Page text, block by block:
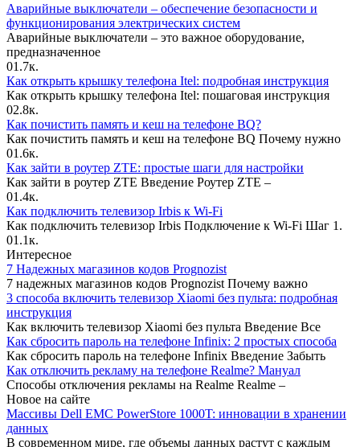
Аварийные выключатели – обеспечение безопасности и
функционирования электрических систем
Аварийные выключатели – это важное оборудование,
предназначенное
01.7к.
Как открыть крышку телефона Itel: подробная инструкция
Как открыть крышку телефона Itel: пошаговая инструкция
02.8к.
Как почистить память и кеш на телефоне BQ?
Как почистить память и кеш на телефоне BQ Почему нужно
01.6к.
Как зайти в роутер ZTE: простые шаги для настройки
Как зайти в роутер ZTE Введение Роутер ZTE –
01.4к.
Как подключить телевизор Irbis к Wi-Fi
Как подключить телевизор Irbis Подключение к Wi-Fi Шаг 1.
01.1к.
Интересное
7 Надежных магазинов кодов Prognozist
7 надежных магазинов кодов Prognozist Почему важно
3 способа включить телевизор Xiaomi без пульта: подробная
инструкция
Как включить телевизор Xiaomi без пульта Введение Все
Как сбросить пароль на телефоне Infinix: 2 простых способа
Как сбросить пароль на телефоне Infinix Введение Забыть
Как отключить рекламу на телефоне Realme? Мануал
Способы отключения рекламы на Realme Realme –
Новое на сайте
Массивы Dell EMC PowerStore 1000T: инновации в хранении
данных
В современном мире, где объемы данных растут с каждым